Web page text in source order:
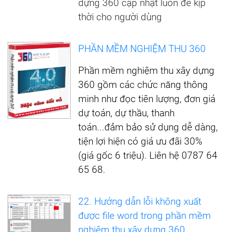
dựng 360 cập nhật luôn để kịp
thời cho người dùng
PHẦN MỀM NGHIỆM THU 360
Phần mềm nghiệm thu xây dựng
360 gồm các chức năng thông
minh như đọc tiên lượng, đơn giá
dự toán, dự thầu, thanh
toán...đảm bảo sử dụng dễ dàng,
tiện lợi hiện có giá ưu đãi 30%
(giá gốc 6 triệu). Liên hệ 0787 64
65 68.
22. Hướng dẫn lỗi không xuất
được file word trong phần mềm
nghiệm thu xây dựng 360